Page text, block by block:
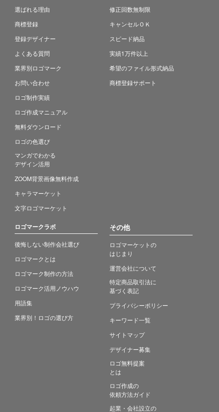
選ばれる理由
商標登録
登録デザイナー
よくある質問
業界別ロゴマーク
お問い合わせ
ロゴ制作実績
ロゴ作成マニュアル
無料ダウンロード
ロゴの色選び
マンガでわかる
デザイン活用
ZOOM背景画像無料作成
キャラマーケット
文字ロゴマーケット
修正回数無制限
キャンセルＯＫ
スピード納品
実績1万件以上
希望のファイル形式納品
商標登録サポート
ロゴマークラボ
後悔しない制作会社選び
ロゴマークとは
ロゴマーク制作の方法
ロゴマーク活用ノウハウ
用語集
業界別！ロゴの選び方
その他
ロゴマーケットの
はじまり
運営会社について
特定商品取引法に
基づく表記
プライバシーポリシー
キーワード一覧
サイトマップ
デザイナー募集
ロゴ無料提案
とは
ロゴ作成の
依頼方法ガイド
起業・会社設立の